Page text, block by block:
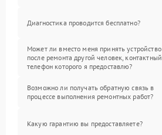
Диагностика проводится бесплатно?
Может ли вместо меня принять устройство
после ремонта другой человек, контактный
телефон которого я предоставлю?
Возможно ли получать обратную связь в
процессе выполнения ремонтных работ?
Какую гарантию вы предоставляете?